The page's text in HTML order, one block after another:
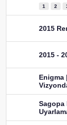
1 2
2015
2015 -
Enigma
Sagopa